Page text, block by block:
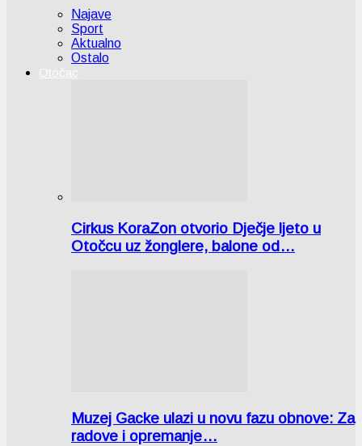
Najave
Sport
Aktualno
Ostalo
Otočac
Cirkus KoraZon otvorio Dječje ljeto u
Otočcu uz žonglere, balone od…
Muzej Gacke ulazi u novu fazu obnove: Za
radove i opremanje…